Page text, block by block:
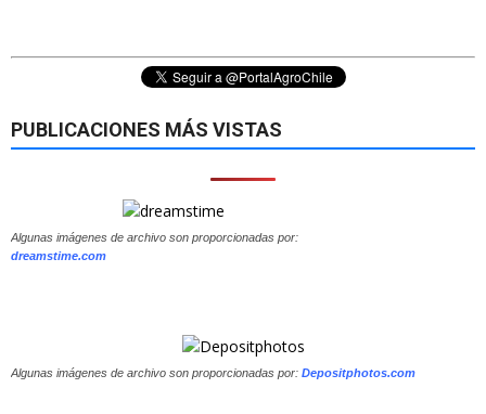
PUBLICACIONES MÁS VISTAS
Algunas imágenes de archivo son proporcionadas por:
dreamstime.com
Algunas imágenes de archivo son proporcionadas por: Depositphotos.com